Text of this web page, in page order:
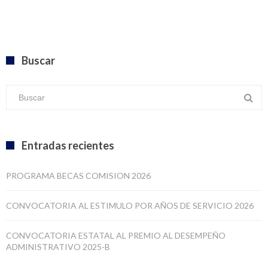
Buscar
Entradas recientes
PROGRAMA BECAS COMISION 2026
CONVOCATORIA AL ESTIMULO POR AÑOS DE SERVICIO 2026
CONVOCATORIA ESTATAL AL PREMIO AL DESEMPEÑO
ADMINISTRATIVO 2025-B